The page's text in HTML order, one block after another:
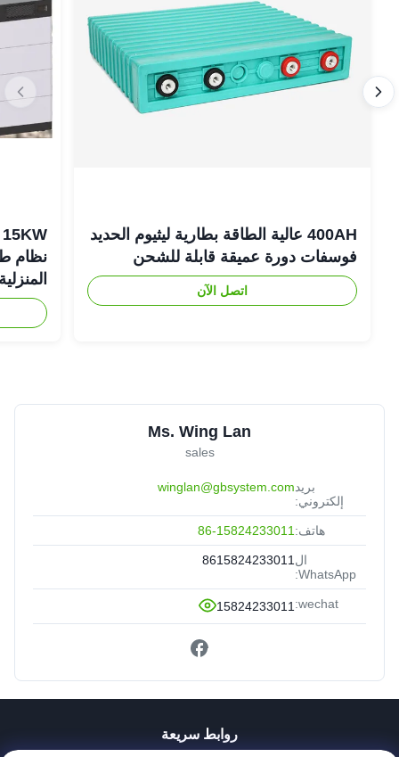
400AH عالية الطاقة بطارية ليثيوم الحديد
فوسفات دورة عميقة قابلة للشحن
اتصل الآن
نظام
Ms. Wing Lan
sales
بريد
إلكتروني:
winglan@gbsystem.com
هاتف: 86-15824233011
ال
WhatsApp:
8615824233011
wechat:
15824233011
روابط سريعة